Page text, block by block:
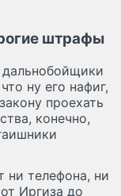
штрафы
дальнобойщики
ну его нафиг,
проехать
конечно,
ни телефона, ни
Иргиза до